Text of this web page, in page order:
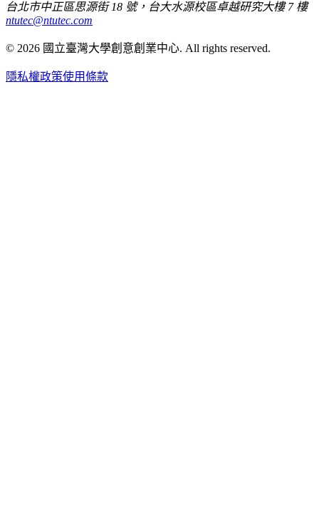
台北市中正區思源街 18 號，台大水源校區卓越研究大樓 7 樓
ntutec@ntutec.com
© 2026 國立臺灣大學創意創業中心. All rights reserved.
隱私權政策使用條款